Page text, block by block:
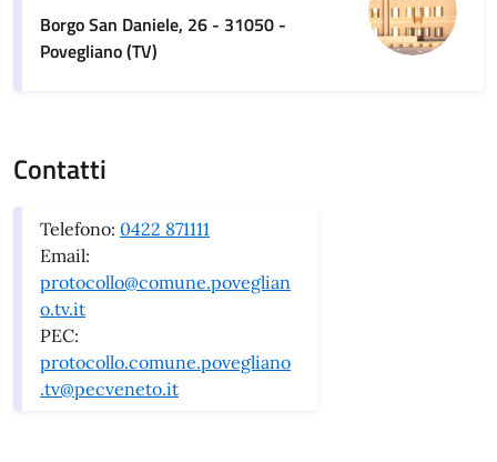
Borgo San Daniele, 26 - 31050 -
Povegliano (TV)
Contatti
Telefono: 0422 871111
Email:
protocollo@comune.poveglian
o.tv.it
PEC:
protocollo.comune.povegliano
.tv@pecveneto.it